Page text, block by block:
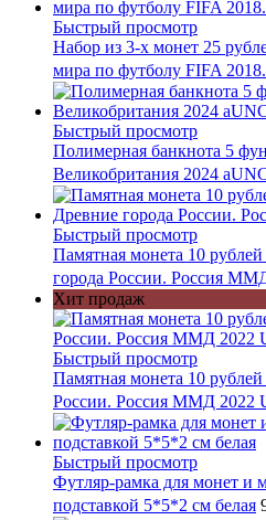
Быстрый просмотр
Набор из 3-х монет 25
мира по футболу FIFA
Быстрый просмотр
Полимерная банкнота 5
Великобритания 2024
Быстрый просмотр
Памятная монета 10
города России. Россия
Хит продаж
Быстрый просмотр
Памятная монета 10
России. Россия ММД 2022
Быстрый просмотр
Футляр-рамка для монет и
подставкой 5*5*2 см белая